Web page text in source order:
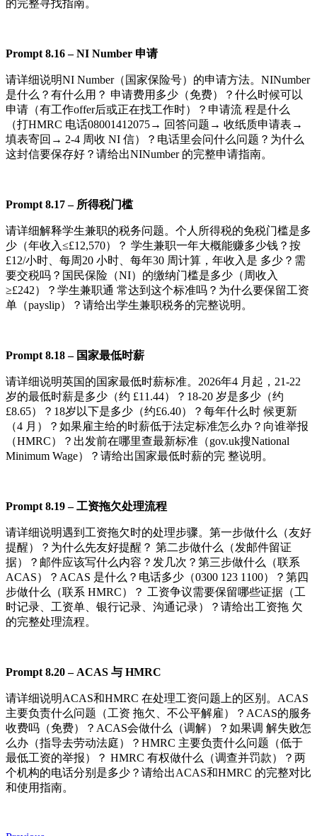
的完整寻找指南。
Prompt 8.16 – NI Number 申请
请详细说明NI Number（国家保险号）的申请方法。NINumber
是什么？有什么用？ 申请费用多少（免费）？什么时候可以
申请（有工作offer后或正在找工作时）？申请流 程是什么
（打HMRC 电话08001412075→ 回答问题→ 收纸质申请表→
填表寄回→ 2-4 周收 NI 信）？电话里会问什么问题？为什么
这封信要保存好？请给出NINumber 的完整申请指南。
Prompt 8.17 – 所得税门槛
请详细解释学生兼职的税务问题。个人所得税的免税门槛是多
少（年收入≤£12,570）？ 学生兼职一年大概能赚多少钱？按
£12/小时、每周20 小时、每年30 周计算，年收入是 多少？需
要交税吗？国民保险（NI）的缴纳门槛是多少（周收入
≥£242）？学生兼职通 常达到这个标准吗？为什么要保留工资
单（payslip）？请给出学生兼职税务的完整说明。
Prompt 8.18 – 国家最低时薪
请详细说明英国的国家最低时薪标准。2026年4 月起，21-22
岁的最低时薪是多少（约 £11.44）？18-20 岁是多少（约
£8.65）？18岁以下是多少（约£6.40）？每年什么时 候更新
（4 月）？如果雇主给的时薪低于法定标准怎么办？向谁举报
（HMRC）？出发前在哪里查最新标准（gov.uk搜National
Minimum Wage）？请给出国家最低时薪的完 整说明。
Prompt 8.19 – 工资拖欠处理流程
请详细说明遇到工资拖欠时的处理步骤。第一步做什么（友好
提醒）？为什么先友好提醒？ 第二步做什么（发邮件留证
据）？邮件应该写什么内容？发几次？第三步做什么（联系
ACAS）？ACAS 是什么？电话多少（0300 123 1100）？第四
步做什么（联系 HMRC）？ 工资争议需要保留哪些证据（工
时记录、工资单、银行记录、沟通记录）？请给出工资拖 欠
的完整处理流程。
Prompt 8.20 – ACAS 与 HMRC
请详细说明ACAS和HMRC 在处理工资问题上的区别。ACAS
主要负责什么问题（工资 拖欠、不公平解雇）？ACAS的服务
收费吗（免费）？ACAS会做什么（调解）？如果调 解失败怎
么办（指导去劳动法庭）？HMRC 主要负责什么问题（低于
最低工资的举报）？ HMRC 有权做什么（调查并罚款）？两
个机构的电话分别是多少？请给出ACAS和HMRC 的完整对比
和使用指南。